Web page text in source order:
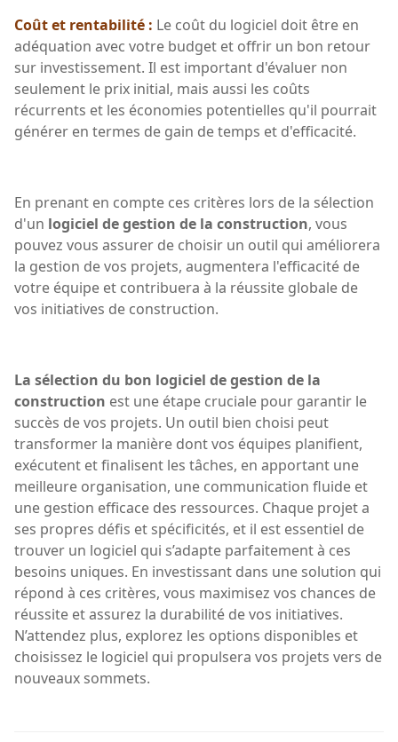
Coût et rentabilité : Le coût du logiciel doit être en
adéquation avec votre budget et offrir un bon retour
sur investissement. Il est important d'évaluer non
seulement le prix initial, mais aussi les coûts
récurrents et les économies potentielles qu'il pourrait
générer en termes de gain de temps et d'efficacité.
En prenant en compte ces critères lors de la sélection
d'un logiciel de gestion de la construction, vous
pouvez vous assurer de choisir un outil qui améliorera
la gestion de vos projets, augmentera l'efficacité de
votre équipe et contribuera à la réussite globale de
vos initiatives de construction.
La sélection du bon logiciel de gestion de la
construction est une étape cruciale pour garantir le
succès de vos projets. Un outil bien choisi peut
transformer la manière dont vos équipes planifient,
exécutent et finalisent les tâches, en apportant une
meilleure organisation, une communication fluide et
une gestion efficace des ressources. Chaque projet a
ses propres défis et spécificités, et il est essentiel de
trouver un logiciel qui s’adapte parfaitement à ces
besoins uniques. En investissant dans une solution qui
répond à ces critères, vous maximisez vos chances de
réussite et assurez la durabilité de vos initiatives.
N’attendez plus, explorez les options disponibles et
choisissez le logiciel qui propulsera vos projets vers de
nouveaux sommets.